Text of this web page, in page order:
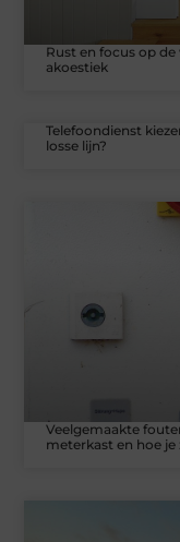
Rust en focus op
akoestiek
Telefoondienst
losse lijn?
Veelgemaakte
meterkast en hoe